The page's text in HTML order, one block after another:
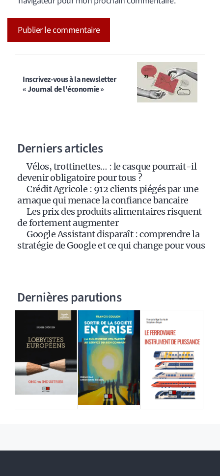
Inscrivez-vous à la newsletter
« Journal de l'économie »
Derniers articles
Vélos, trottinettes… : le casque pourrait-il
devenir obligatoire pour tous ?
Crédit Agricole : 912 clients piégés par une
arnaque qui menace la confiance bancaire
Les prix des produits alimentaires risquent
de fortement augmenter
Google Assistant disparaît : comprendre la
stratégie de Google et ce qui change pour vous
Dernières parutions